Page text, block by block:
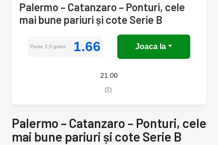
Palermo – Catanzaro – Ponturi, cele
mai bune pariuri și cote Serie B
Peste 2,5 goluri 1.66 Joaca la
21:00
Palermo – Catanzaro – Ponturi, cele
mai bune pariuri și cote Serie B